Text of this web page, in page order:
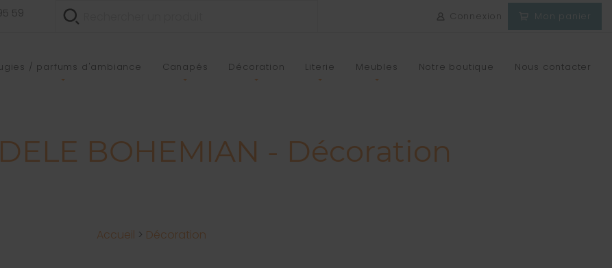
59 Connexion
/ parfums d'ambiance Canapés Décoration Literie Meubles Notre boutique Nous contacter
BOHEMIAN - Décoration
Accueil > Décoration